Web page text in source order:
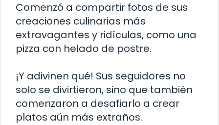
Comenzó a compartir fotos de sus
creaciones culinarias más
extravagantes y ridículas, como una
pizza con helado de postre.
¡Y adivinen qué! Sus seguidores no
solo se divirtieron, sino que también
comenzaron a desafiarlo a crear
platos aún más extraños.